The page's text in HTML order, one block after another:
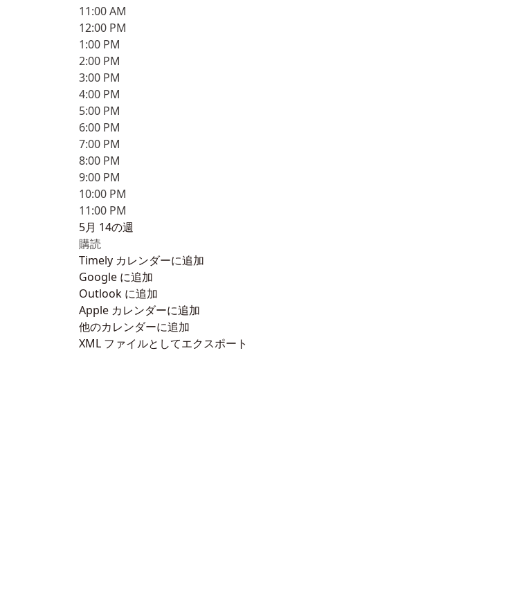
11:00 AM
12:00 PM
1:00 PM
2:00 PM
3:00 PM
4:00 PM
5:00 PM
6:00 PM
7:00 PM
8:00 PM
9:00 PM
10:00 PM
11:00 PM
5月 14の週
購読
Timely カレンダーに追加
Google に追加
Outlook に追加
Apple カレンダーに追加
他のカレンダーに追加
XML ファイルとしてエクスポート